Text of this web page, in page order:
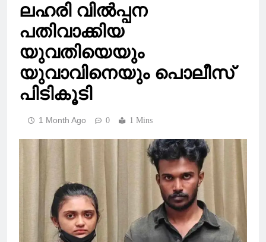
ലഹരി വില്‍പ്പന
പതിവാക്കിയ
യുവതിയെയും
യുവാവിനെയും പൊലീസ്
പിടികൂടി
1 Month Ago 0 1 Mins